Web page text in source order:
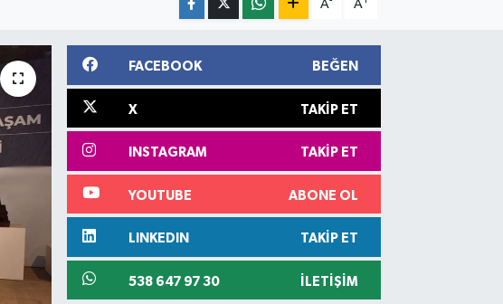
A A
FACEBOOK BEĞEN
X TAKIP ET
INSTAGRAM TAKIP ET
YOUTUBE ABONE OL
LINKEDIN TAKIP ET
538 647 97 30 İLETIŞIM